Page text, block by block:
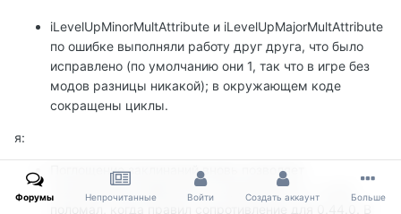
iLevelUpMinorMultAttribute и iLevelUpMajorMultAttribute
по ошибке выполняли работу друг друга, что было
исправлено (по умолчанию они 1, так что в игре без
модов разницы никакой); в окружающем коде
сокращены циклы.
я:
Поглощение заклинаний вновь позволяет
поглощенным эффектам не применяться — я это
Форумы Непрочитанные Войти Создать аккаунт Больше